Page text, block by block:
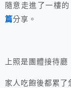
隨意走進了一樓
篇分享。
上照是團體接待
家人吃飽後都累了